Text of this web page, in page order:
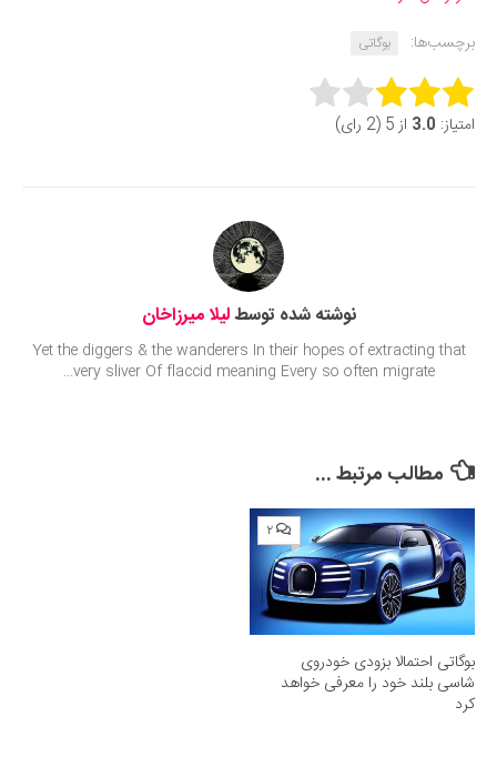
برچسب‌ها:
بوگاتی
Rate this item:
امتیاز: 3.0 از 5 (2 رای)
نوشته شده توسطلیلا میرزاخان
Yet the diggers & the wanderers In their hopes of extracting that
very sliver Of flaccid meaning Every so often migrate...
مطالب مرتبط ...
۲
بوگاتی احتمالا بزودی خودروی
شاسی بلند خود را معرفی خواهد
کرد